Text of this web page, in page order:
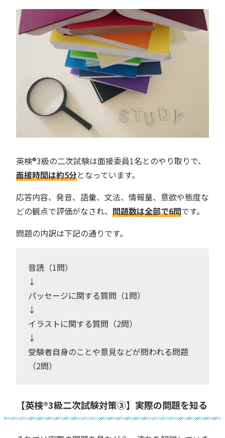
英検®︎3級の二次試験は面接委員1名とのやり取りで、
面接時間は約5分となっています。
応答内容、発音、語彙、文法、情報量、意欲や態度な
どの観点で評価がなされ、 問題数は全部で6問です。
問題の内訳は下記の通りです。
音読（1問）
↓
パッセージに関する質問（1問）
↓
イラストに関する質問（2問）
↓
受験者自身のことや意見などが問われる問題
（2問）
【英検®︎3級二次試験対策③】実際の問題を知る